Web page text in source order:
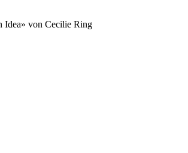
Idea» von Cecilie Ring